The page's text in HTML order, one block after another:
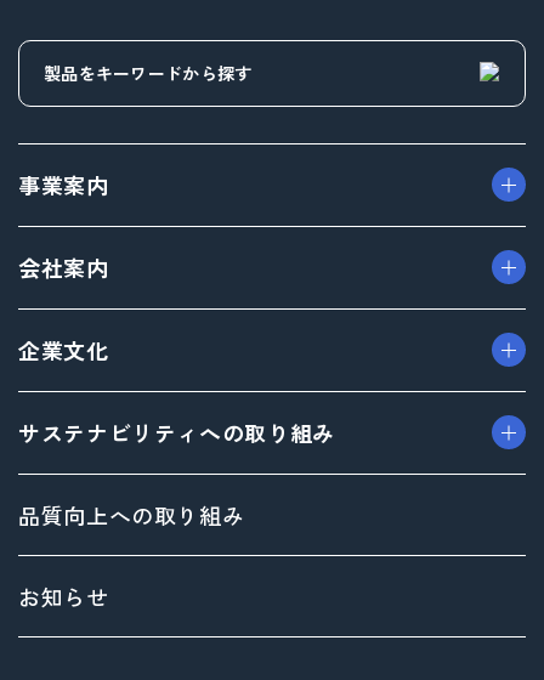
事業案内
> プロダクト事業
> デザイン事業
> マテリアル事業
> ブランド事業
会社案内
> フィロソフィ
> 企業概要
> 沿革
> 方針
> 拠点情報
企業文化
> 社内イベント・研修・福利厚生
サステナビリティへの取り組み
サステナビリティ基本方針
Environment（環境）への取り組み
Social（社会）への取り組み
品質向上への取り組み
お知らせ